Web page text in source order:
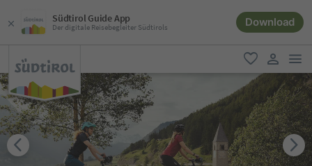
Südtirol Guide App
Der digitale Reisebegleiter Südtirols Download
favorit
user link